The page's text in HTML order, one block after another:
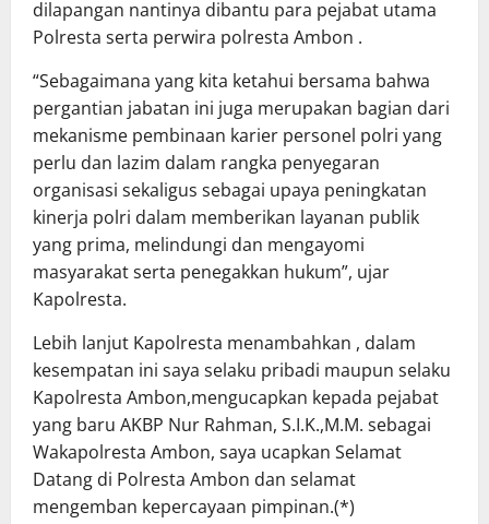
dilapangan nantinya dibantu para pejabat utama
Polresta serta perwira polresta Ambon .
“Sebagaimana yang kita ketahui bersama bahwa
pergantian jabatan ini juga merupakan bagian dari
mekanisme pembinaan karier personel polri yang
perlu dan lazim dalam rangka penyegaran
organisasi sekaligus sebagai upaya peningkatan
kinerja polri dalam memberikan layanan publik
yang prima, melindungi dan mengayomi
masyarakat serta penegakkan hukum”, ujar
Kapolresta.
Lebih lanjut Kapolresta menambahkan , dalam
kesempatan ini saya selaku pribadi maupun selaku
Kapolresta Ambon,mengucapkan kepada pejabat
yang baru AKBP Nur Rahman, S.I.K.,M.M. sebagai
Wakapolresta Ambon, saya ucapkan Selamat
Datang di Polresta Ambon dan selamat
mengemban kepercayaan pimpinan.(*)